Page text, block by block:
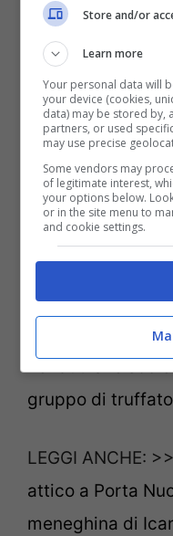
consegnati agli
Domiciliato in
aveva anche
attraverso la
criptovaluta,
abusivadi
finanziari,
collocamento a
LEGGI ANCHE:
venduti alle
gruppo di
LEGGI ANCHE:
attico a Porta
meneghina di
Store and/or
Learn more
Your personal data will
your device (cookies,
data) may be stored by,
partners, or used
may use precise
Some vendors may
of legitimate interest,
your options below.
or in the site menu to
and cookie settings.